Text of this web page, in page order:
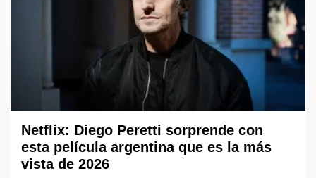
Netflix: Diego Peretti sorprende con
esta película argentina que es la más
vista de 2026